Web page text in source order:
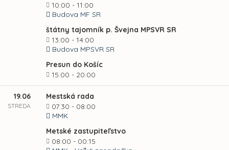
10:00 - 11:00
Budova MF SR
štátny tajomník p. Švejna MPSVR SR
13:00 - 14:00
Budova MPSVR SR
Presun do Košíc
15:00 - 20:00
19.06
STREDA
Mestská rada
07:30 - 08:00
MMK
Metské zastupiteľstvo
08:00 - 00:15